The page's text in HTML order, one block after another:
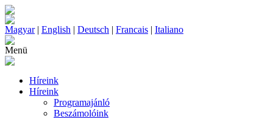
Magyar| English | Deutsch | Francais | Italiano
Menü
Híreink
Híreink
Programajánló
Beszámolóink